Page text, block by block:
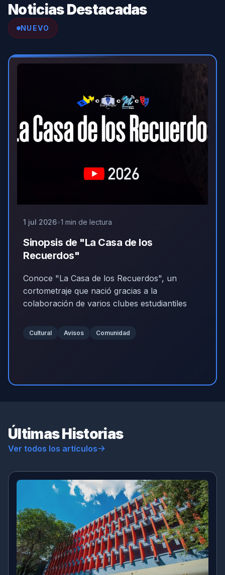
Noticias Destacadas
NUEVO
1 jul 2026 1 min de lectura
Sinopsis de "La Casa de los
Recuerdos"
Conoce "La Casa de los Recuerdos", un
cortometraje que nació gracias a la
colaboración de varios clubes estudiantiles
Cultural Avisos Comunidad
Últimas Historias
Ver todos los artículos